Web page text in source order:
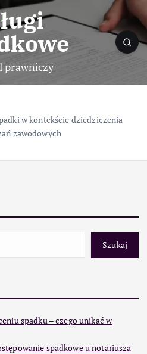
prawniczy
w kontekście dziedziczenia
zawodowych
Szukaj
spadku – czego unikać w
spadkowe u notariusza